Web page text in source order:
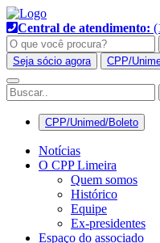
Pular
para
o
conteúdo
Central de atendimento:
Seja sócio agora
CPP/
Alternar
navegação
CPP/Unimed/Boleto
Notícias
O CPP Limeira
Quem somos
Histórico
Equipe
Ex-presidentes
Espaço do associado